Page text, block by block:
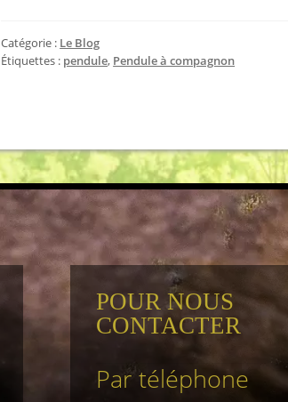
Catégorie : Le Blog
Étiquettes : pendule, Pendule à compagnon
POUR NOUS
CONTACTER
Par téléphone